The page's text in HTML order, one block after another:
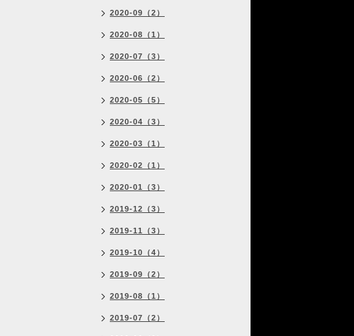
2020-09（2）
2020-08（1）
2020-07（3）
2020-06（2）
2020-05（5）
2020-04（3）
2020-03（1）
2020-02（1）
2020-01（3）
2019-12（3）
2019-11（3）
2019-10（4）
2019-09（2）
2019-08（1）
2019-07（2）